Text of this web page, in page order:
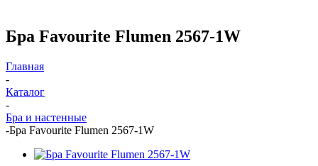
Бра Favourite Flumen 2567-1W
Главная
-
Каталог
-
Бра и настенные
-Бра Favourite Flumen 2567-1W